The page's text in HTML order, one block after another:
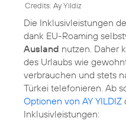
Credits: Ay Yildiz
Die Inklusivleistungen
dank EU-Roaming
Ausland nutzen. Daher
des Urlaubs wie
verbrauchen und stets
Türkei telefonieren. Ab
Optionen von AY YILDIZ
Inklusivleistungen: